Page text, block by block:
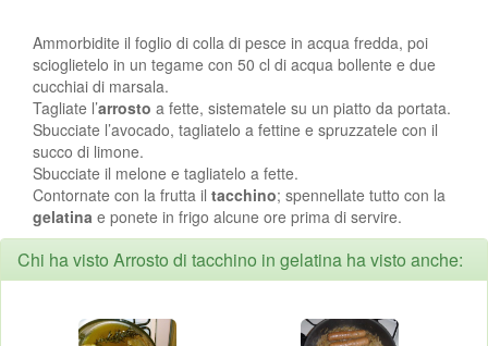
Ammorbidite il foglio di colla di pesce in acqua fredda, poi
scioglietelo in un tegame con 50 cl di acqua bollente e due
cucchiai di marsala.
Tagliate l’arrosto a fette, sistematele su un piatto da portata.
Sbucciate l’avocado, tagliatelo a fettine e spruzzatele con il
succo di limone.
Sbucciate il melone e tagliatelo a fette.
Contornate con la frutta il tacchino; spennellate tutto con la
gelatina e ponete in frigo alcune ore prima di servire.
Chi ha visto Arrosto di tacchino in gelatina ha visto anche: